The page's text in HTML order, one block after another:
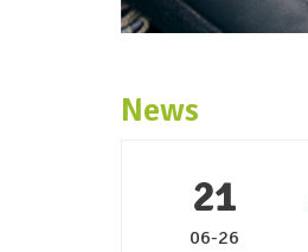
News
21
06-26